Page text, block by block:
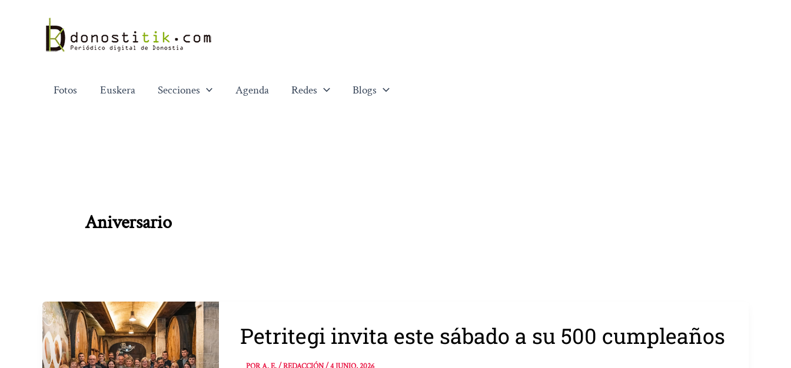
contenido
Fotos Euskera Secciones Agenda Redes Blogs
Aniversario
Petritegi invita este sábado a su 500 cumpleaños